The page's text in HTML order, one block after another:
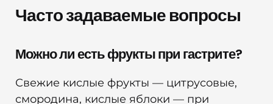
Часто задаваемые вопросы
Можно ли есть фрукты при гастрите?
Свежие кислые фрукты — цитрусовые,
смородина, кислые яблоки — при